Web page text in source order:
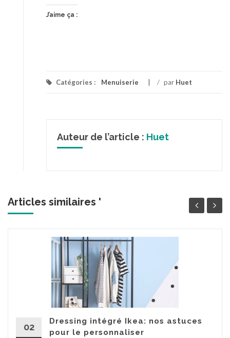
J’aime ça :
Catégories : Menuiserie / par Huet
Auteur de l’article : Huet
Articles similaires '
02
Dressing intégré Ikea: nos astuces
pour le personnaliser